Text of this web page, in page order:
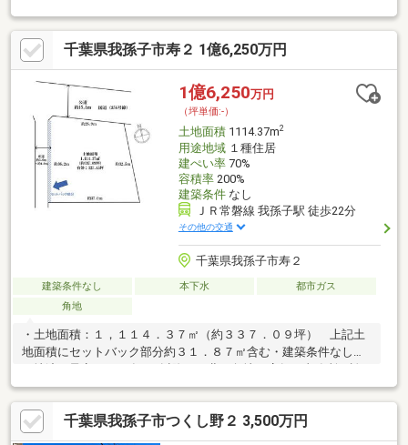
用が掛からないのも嬉しいですね！ ・小学校・お買い物施設も徒
歩圏内で便利です♪・近くに公園もあります♪ ※価格は素地価格で
す。 （設備なし／ブロック施工・フェンス・整地なし） ※契約制
限あり⇒木造で地階を有しない階数が3階建以下の住宅建築計画、
または更地利用の方へ向けた土地販売です。 （詳細は担営業担当
まで）※本日ご案内可能です！ 周辺環境を含め現地ご案内致しま
す！
千葉県我孫子市寿２ 1億6,250万円
1億6,250万円
（坪単価:-）
土地面積1114.37m2
用途地域１種住居
建ぺい率70%
容積率200%
建築条件なし
ＪＲ常磐線 我孫子駅 徒歩22分
その他の交通
千葉県我孫子市寿２
建築条件なし 本下水
都市ガス
角地
・土地面積：１，１１４．３７㎡（約３３７．０９坪） 上記土
地面積にセットバック部分約３１．８７㎡含む・建築条件なし・
更地渡し予定（2027年1月以降）・北西角地・店舗、事務所、診
療所、住宅用地・ロードサイド（国道３５６号沿い）
千葉県我孫子市つくし野２ 3,500万円